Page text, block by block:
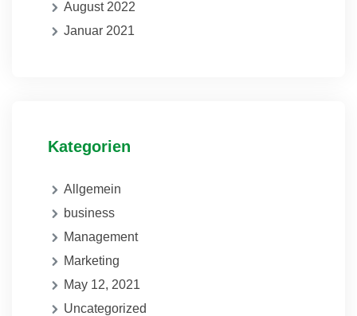
August 2022
Januar 2021
Kategorien
Allgemein
business
Management
Marketing
May 12, 2021
Uncategorized